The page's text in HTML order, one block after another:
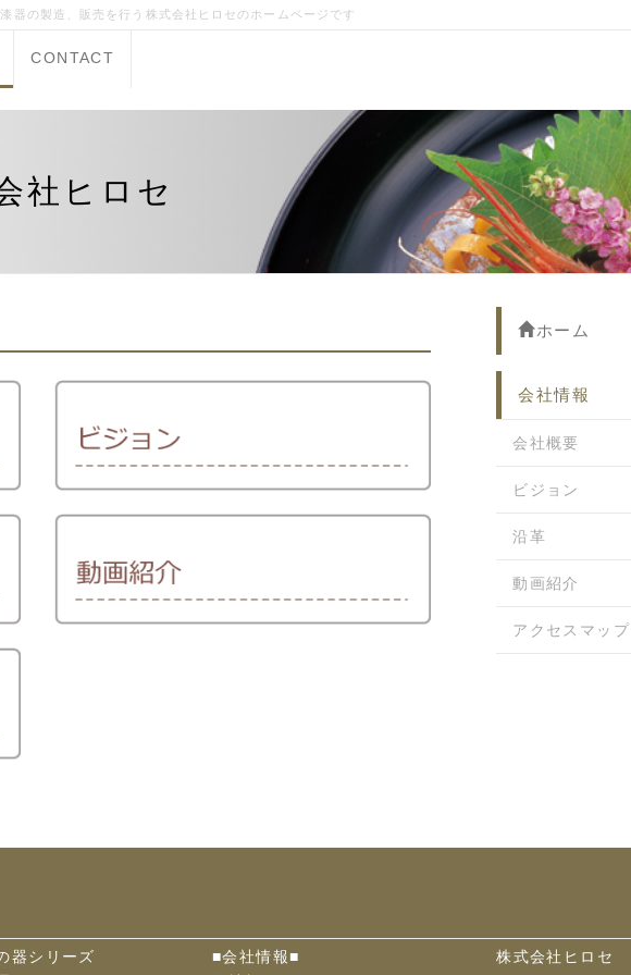
器の製造、販売を行う株式会社ヒロセのホームページです
CONTACT
社ヒロセ
ホーム
会社情報
会社概要
ビジョン
沿革
動画紹介
アクセスマップ
器シリーズ
■会社情報■
株式会社ヒロセ